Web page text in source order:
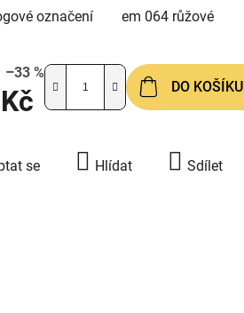
označení
em 064 růžové
–33 %
DO KOŠÍKU
se Hlídat Sdílet